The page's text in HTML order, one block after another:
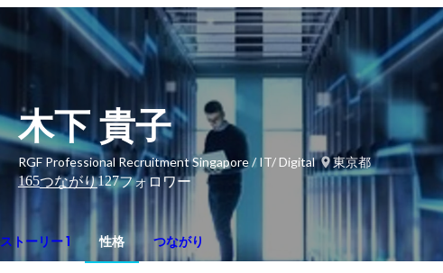
木下 貴子
RGF Professional Recruitment Singapore / IT/ Digital
東京都
165つながり127フォロワー
ストーリー 1 性格 つながり